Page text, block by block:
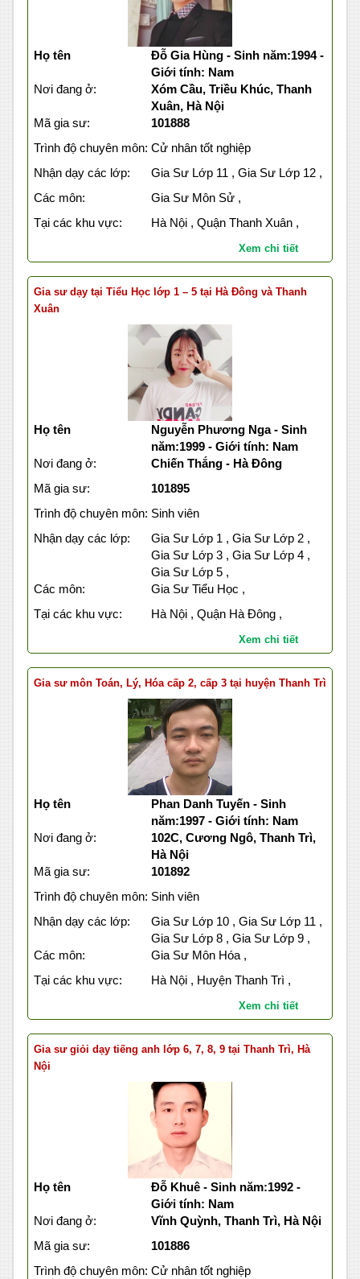
Họ tên
Đỗ Gia Hùng - Sinh năm:1994 -
Giới tính: Nam
Nơi đang ở:
Xóm Cầu, Triều Khúc, Thanh
Xuân, Hà Nội
Mã gia sư:
101888
Trình độ chuyên môn: Cử nhân tốt nghiệp
Nhận dạy các lớp:
Gia Sư Lớp 11 , Gia Sư Lớp 12 ,
Các môn:
Gia Sư Môn Sử ,
Tại các khu vực:
Hà Nội , Quận Thanh Xuân ,
Xem chi tiết
Gia sư dạy tại Tiểu Học lớp 1 – 5 tại Hà Đông và Thanh
Xuân
Họ tên
Nguyễn Phương Nga - Sinh
năm:1999 - Giới tính: Nam
Nơi đang ở:
Chiến Thắng - Hà Đông
Mã gia sư:
101895
Trình độ chuyên môn: Sinh viên
Nhận dạy các lớp:
Gia Sư Lớp 1 , Gia Sư Lớp 2 ,
Gia Sư Lớp 3 , Gia Sư Lớp 4 ,
Gia Sư Lớp 5 ,
Các môn:
Gia Sư Tiểu Học ,
Tại các khu vực:
Hà Nội , Quận Hà Đông ,
Xem chi tiết
Gia sư môn Toán, Lý, Hóa cấp 2, cấp 3 tại huyện Thanh Trì
Họ tên
Phan Danh Tuyến - Sinh
năm:1997 - Giới tính: Nam
Nơi đang ở:
102C, Cương Ngô, Thanh Trì,
Hà Nội
Mã gia sư:
101892
Trình độ chuyên môn: Sinh viên
Nhận dạy các lớp:
Gia Sư Lớp 10 , Gia Sư Lớp 11 ,
Gia Sư Lớp 8 , Gia Sư Lớp 9 ,
Các môn:
Gia Sư Môn Hóa ,
Tại các khu vực:
Hà Nội , Huyện Thanh Trì ,
Xem chi tiết
Gia sư giỏi dạy tiếng anh lớp 6, 7, 8, 9 tại Thanh Trì, Hà
Nội
Họ tên
Đỗ Khuê - Sinh năm:1992 -
Giới tính: Nam
Nơi đang ở:
Vĩnh Quỳnh, Thanh Trì, Hà Nội
Mã gia sư:
101886
Trình độ chuyên môn: Cử nhân tốt nghiệp